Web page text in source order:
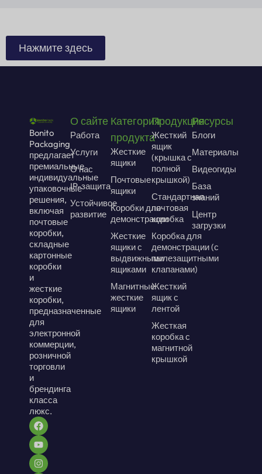
Нажмите здесь
Bonito
Packaging
предлагает
премиальные
индивидуальные
упаковочные
решения,
включая
почтовые
коробки,
складные
картонные
коробки
и
жесткие
коробки,
предназначенные
для
электронной
коммерции,
розничной
торговли
и
брендинга
класса
люкс.
О сайте
Работа
Услуги
О нас
IP-защита
Устойчивое
развитие
Категория
продукта
Жесткие
ящики
Почтовые
ящики
Коробки для
демонстрации
Жесткие
ящики с
выдвижными
ящиками
Магнитные
жесткие
ящики
Продукция
Жесткий
ящик
(крышка с
полной
крышкой)
Стандартная
почтовая
коробка
Коробка для
демонстрации (с
пылезащитными
клапанами)
Жесткий
ящик с
лентой
Жесткая
коробка с
магнитной
крышкой
Ресурсы
Блоги
Материалы
Видеогиды
База
знаний
Центр
загрузки